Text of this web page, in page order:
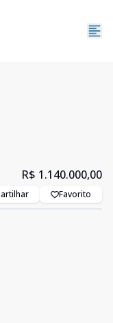
R$ 1.140.000,00
Favorito